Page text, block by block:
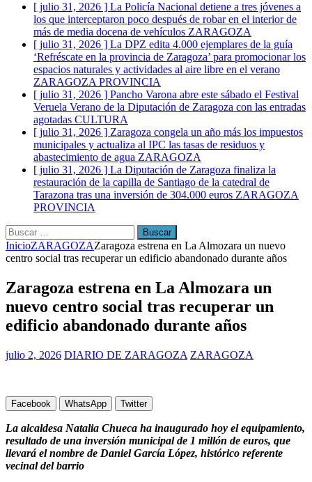
[ julio 31, 2026 ] La Policía Nacional detiene a tres jóvenes a
los que interceptaron poco después de robar en el interior de
más de media docena de vehículos ZARAGOZA
[ julio 31, 2026 ] La DPZ edita 4.000 ejemplares de la guía
‘Refréscate en la provincia de Zaragoza’ para promocionar los
espacios naturales y actividades al aire libre en el verano
ZARAGOZA PROVINCIA
[ julio 31, 2026 ] Pancho Varona abre este sábado el Festival
Veruela Verano de la Diputación de Zaragoza con las entradas
agotadas CULTURA
[ julio 31, 2026 ] Zaragoza congela un año más los impuestos
municipales y actualiza al IPC las tasas de residuos y
abastecimiento de agua ZARAGOZA
[ julio 31, 2026 ] La Diputación de Zaragoza finaliza la
restauración de la capilla de Santiago de la catedral de
Tarazona tras una inversión de 304.000 euros ZARAGOZA
PROVINCIA
Buscar:
InicioZARAGOZAZaragoza estrena en La Almozara un nuevo
centro social tras recuperar un edificio abandonado durante años
Zaragoza estrena en La Almozara un
nuevo centro social tras recuperar un
edificio abandonado durante años
julio 2, 2026 DIARIO DE ZARAGOZA ZARAGOZA
Facebook WhatsApp Twitter
La alcaldesa Natalia Chueca ha inaugurado hoy el equipamiento,
resultado de una inversión municipal de 1 millón de euros, que
llevará el nombre de Daniel García López, histórico referente
vecinal del barrio